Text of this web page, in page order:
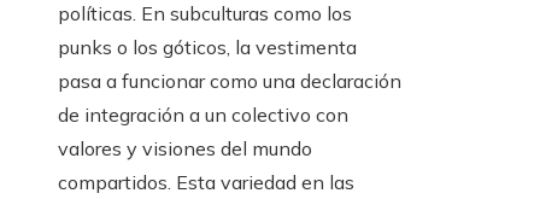
políticas. En subculturas como los
punks o los góticos, la vestimenta
pasa a funcionar como una declaración
de integración a un colectivo con
valores y visiones del mundo
compartidos. Esta variedad en las